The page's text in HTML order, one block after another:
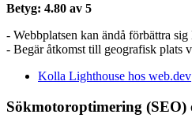
Betyg: 4.80 av 5
- Webbplatsen kan ändå förbättra
- Begär åtkomst till geografisk plats
Kolla Lighthouse hos web.dev
Sökmotoroptimering (SEO)